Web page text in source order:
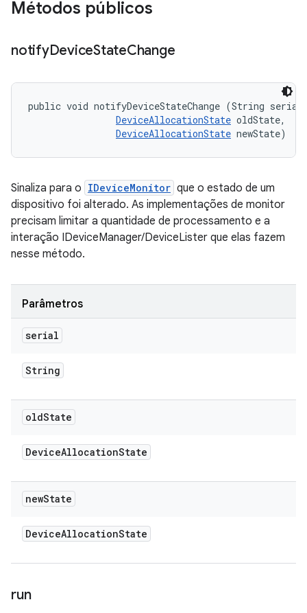
Métodos públicos
notifyDeviceStateChange
public void notifyDeviceStateChange (String
DeviceAllocationState oldState,
DeviceAllocationState newState)
Sinaliza para o IDeviceMonitor que o estado de um
dispositivo foi alterado. As implementações de monitor
precisam limitar a quantidade de processamento e a
interação IDeviceManager/DeviceLister que elas fazem
nesse método.
Parâmetros
serial
String
oldState
DeviceAllocationState
newState
DeviceAllocationState
run